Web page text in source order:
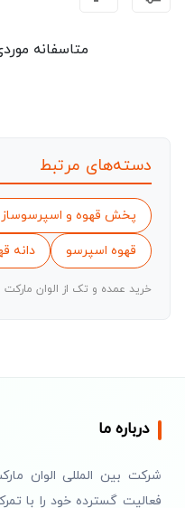
متاسفانه
دسته‌های مرتبط
پخش قهوه و
قهوه اسپرسو دانه
خرید عمده و تک از الوان مارکت
درباره ما
شرکت بین المللی الوان
فعالیت گسترده خود را با